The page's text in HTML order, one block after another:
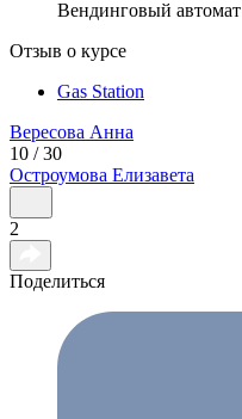
Вендинговый автомат
Отзыв о курсе
Gas Station
Вересова Анна
10 / 30
Остроумова Елизавета
2
Поделиться